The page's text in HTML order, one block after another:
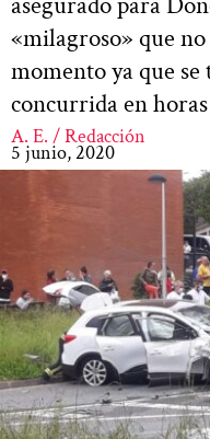
«milagroso» que
momento ya que
concurrida en
A. E. / Redacción
5 junio, 2020